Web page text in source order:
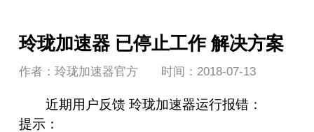
玲珑加速器 已停止工作 解决方案
作者：玲珑加速器官方 时间：2018-07-13
近期用户反馈 玲珑加速器运行报错：
提示：